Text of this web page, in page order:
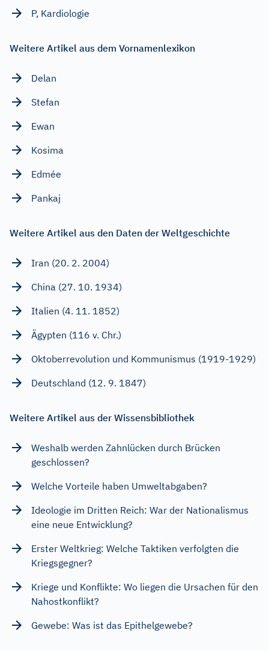
P, Kardiologie
Weitere Artikel aus dem Vornamenlexikon
Delan
Stefan
Ewan
Kosima
Edmée
Pankaj
Weitere Artikel aus den Daten der Weltgeschichte
Iran (20. 2. 2004)
China (27. 10. 1934)
Italien (4. 11. 1852)
Ägypten (116 v. Chr.)
Oktoberrevolution und Kommunismus (1919-1929)
Deutschland (12. 9. 1847)
Weitere Artikel aus der Wissensbibliothek
Weshalb werden Zahnlücken durch Brücken
geschlossen?
Welche Vorteile haben Umweltabgaben?
Ideologie im Dritten Reich: War der Nationalismus
eine neue Entwicklung?
Erster Weltkrieg: Welche Taktiken verfolgten die
Kriegsgegner?
Kriege und Konflikte: Wo liegen die Ursachen für den
Nahostkonflikt?
Gewebe: Was ist das Epithelgewebe?